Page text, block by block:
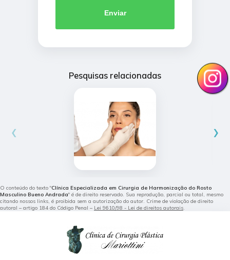
Enviar
Pesquisas relacionadas
‹ ›
O conteúdo do texto "Clínica Especializada em Cirurgia de Harmonização do Rosto
Masculino Bueno Andrada" é de direito reservado. Sua reprodução, parcial ou total, mesmo
citando nossos links, é proibida sem a autorização do autor. Crime de violação de direito
autoral – artigo 184 do Código Penal – Lei 9610/98 - Lei de direitos autorais.